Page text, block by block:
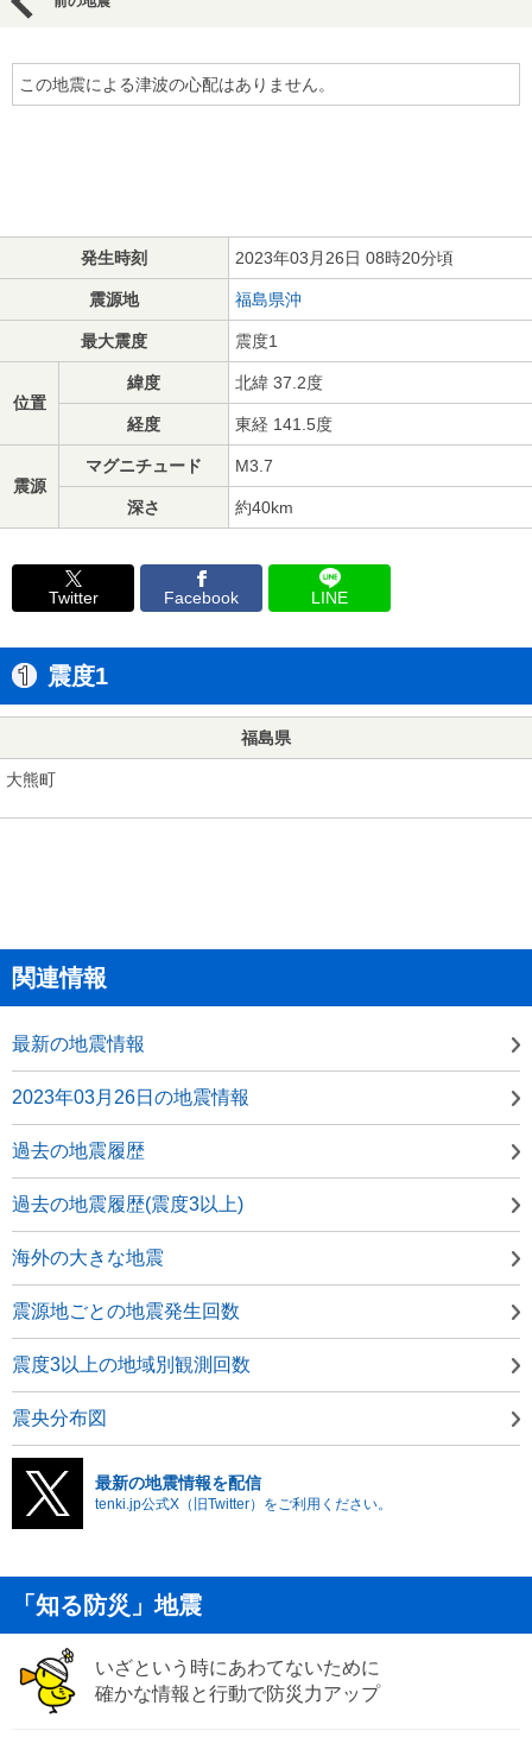
この地震による津波の心配はありません。
発生時刻 2023年03月26日 08時20分頃
震源地 福島県沖
最大震度 震度1
位置
緯度 北緯 37.2度
経度 東経 141.5度
震源
マグニチュード M3.7
深さ 約40km
Twitter Facebook LINE
震度1
福島県
大熊町
関連情報
最新の地震情報
2023年03月26日の地震情報
過去の地震履歴
過去の地震履歴(震度3以上)
海外の大きな地震
震源地ごとの地震発生回数
震度3以上の地域別観測回数
震央分布図
最新の地震情報を配信
tenki.jp公式X（旧Twitter）をご利用ください。
「知る防災」地震
いざという時にあわてないために
確かな情報と行動で防災力アップ